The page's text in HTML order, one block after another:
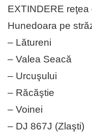
EXTINDERE
Hunedoara pe
– Lătureni
– Valea Seacă
– Urcuşului
– Răcăştie
– Voinei
– DJ 867J (Zlaşti)